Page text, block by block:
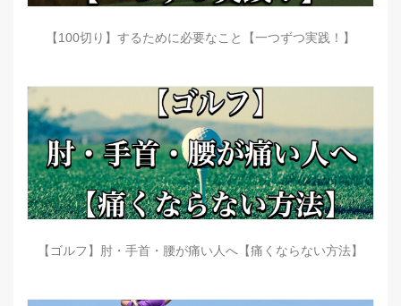
【100切り】するために必要なこと【一つずつ実践！】
【ゴルフ】肘・手首・腰が痛い人へ【痛くならない方法】